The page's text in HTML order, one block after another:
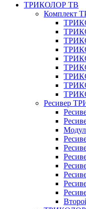
ТРИКОЛОР ТВ
Комплект
Ресивер